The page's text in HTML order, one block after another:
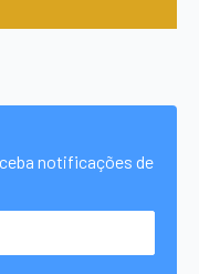
notificações de